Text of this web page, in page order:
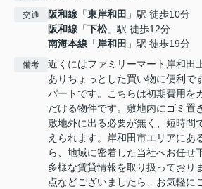
交通 阪和線 「東岸和田 」駅 徒歩10分
阪和線 「下松」駅 徒歩12分
南海本線 「岸和田 」駅 徒歩19分
備考
近くにはファミリーマート岸和田
ありちょっとした買い物に便利で
パートです。こちらは初期費用を
だける物件です。敷地内にゴミ置
敷地外に出る必要が無く、短時間
えられます。岸和田市エリアにあ
ら、地域に密着した当社へお任せ
多様な賃貸情報を取り扱っており
点などございましたら、お気軽に